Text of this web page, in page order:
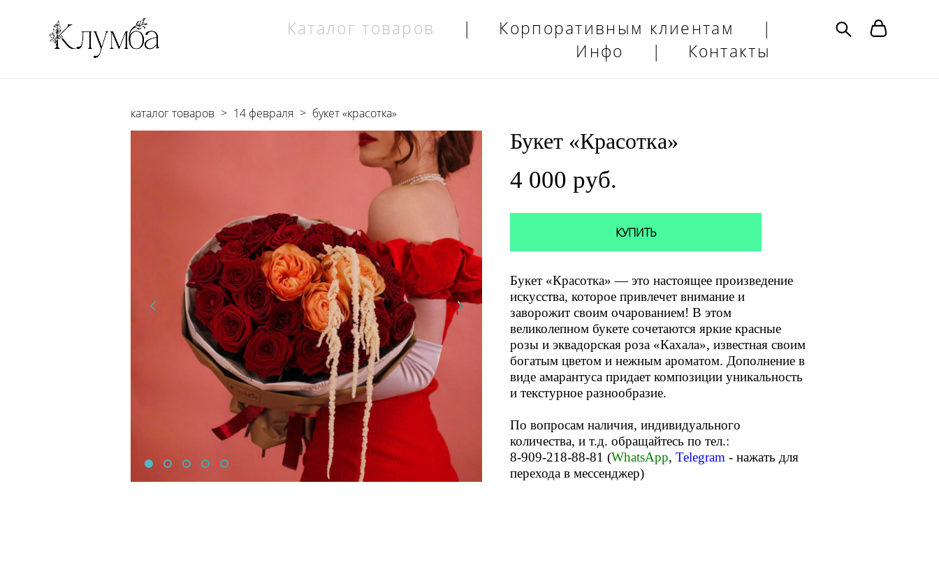
Каталог товаров | Корпоративным клиентам
|
Инфо
| Контакты
каталог товаров > 14 февраля > букет «красотка»
Букет «Красотка»
4 000 pуб.
КУПИТЬ
Букет «Красотка» — это настоящее произведение
искусства, которое привлечет внимание и
заворожит своим очарованием! В этом
великолепном букете сочетаются яркие красные
розы и эквадорская роза «Кахала», известная своим
богатым цветом и нежным ароматом. Дополнение в
виде амарантуса придает композиции уникальность
и текстурное разнообразие.
По вопросам наличия, индивидуального
количества, и т.д. обращайтесь по тел.:
8-909-218-88-81 (WhatsApp,Telegram - нажать для
перехода в мессенджер)